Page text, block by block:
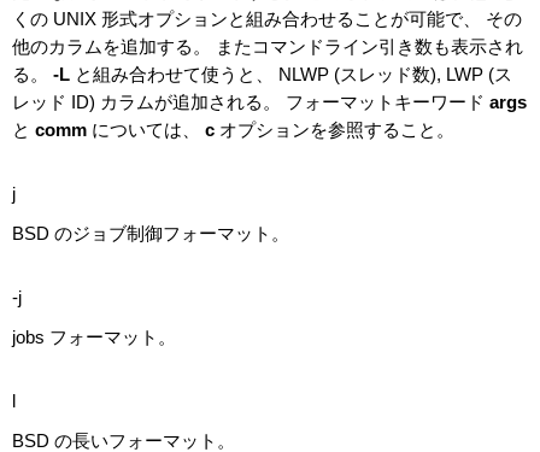
くの UNIX 形式オプションと組み合わせることが可能で、 その
他のカラムを追加する。 またコマンドライン引き数も表示され
る。 -L と組み合わせて使うと、 NLWP (スレッド数), LWP (ス
レッド ID) カラムが追加される。 フォーマットキーワード args
と comm については、 c オプションを参照すること。
j
BSD のジョブ制御フォーマット。
-j
jobs フォーマット。
l
BSD の長いフォーマット。